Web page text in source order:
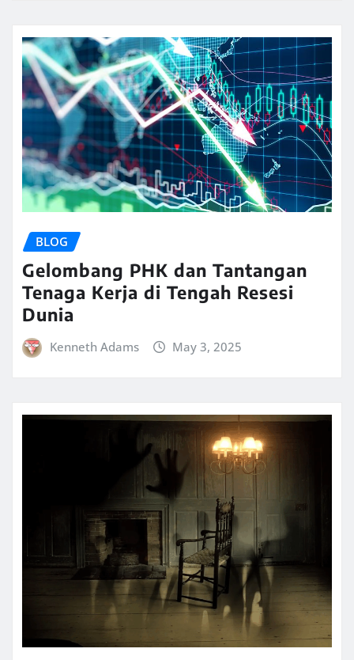
BLOG
Gelombang PHK dan Tantangan
Tenaga Kerja di Tengah Resesi
Dunia
Kenneth Adams May 3, 2025